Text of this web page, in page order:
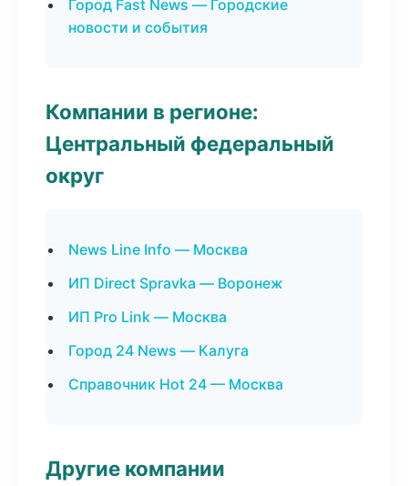
Город Fast News — Городские
новости и события
Компании в регионе:
Центральный федеральный
округ
News Line Info — Москва
ИП Direct Spravka — Воронеж
ИП Pro Link — Москва
Город 24 News — Калуга
Справочник Hot 24 — Москва
Другие компании